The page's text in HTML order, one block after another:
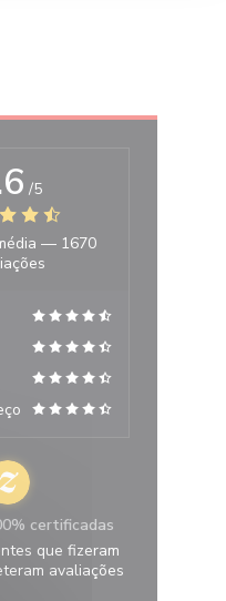
/5
— 1670
certificadas
que fizeram
avaliações